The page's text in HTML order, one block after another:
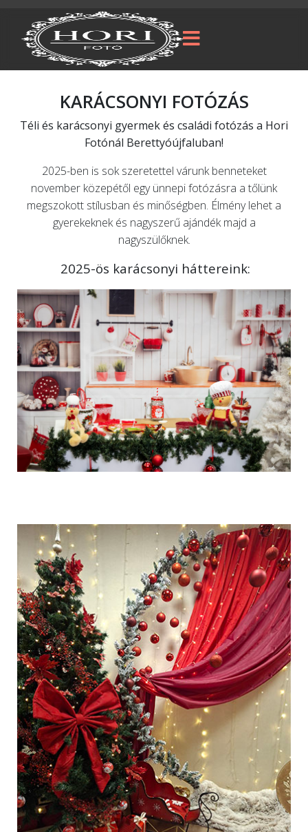
KARÁCSONYI FOTÓZÁS
Téli és karácsonyi gyermek és családi fotózás a Hori
Fotónál Berettyóújfaluban!
2025-ben is sok szeretettel várunk benneteket
november közepétől egy ünnepi fotózásra a tőlünk
megszokott stílusban és minőségben. Élmény lehet a
gyerekeknek és nagyszerű ajándék majd a
nagyszülőknek.
2025-ös karácsonyi háttereink: